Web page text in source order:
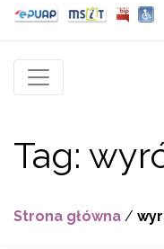
Tag:
Strona główna /